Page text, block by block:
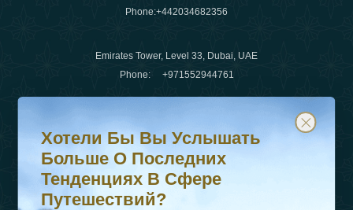
Phone:+442034682356
Emirates Tower, Level 33, Dubai, UAE
Phone: +971552944761
WhatsApp Нет :+442034682356
+971552944761
Хотели бы вы услышать больше о последних
Подпишитесь на нашу рассылку и будьте в курсе
Хотели Бы Вы Услышать
Больше О Последних
Тенденциях В Сфере
Путешествий?